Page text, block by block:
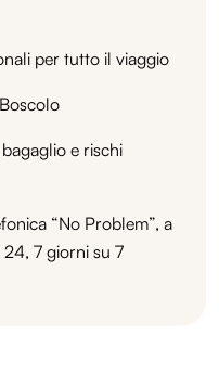
per tutto il viaggio
e rischi
“No Problem”, a
7 giorni su 7